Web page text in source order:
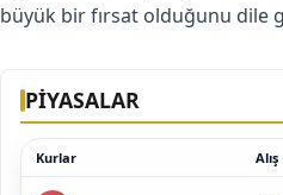
büyük bir fırsat olduğunu dile
PİYASALAR
Kurlar Alış